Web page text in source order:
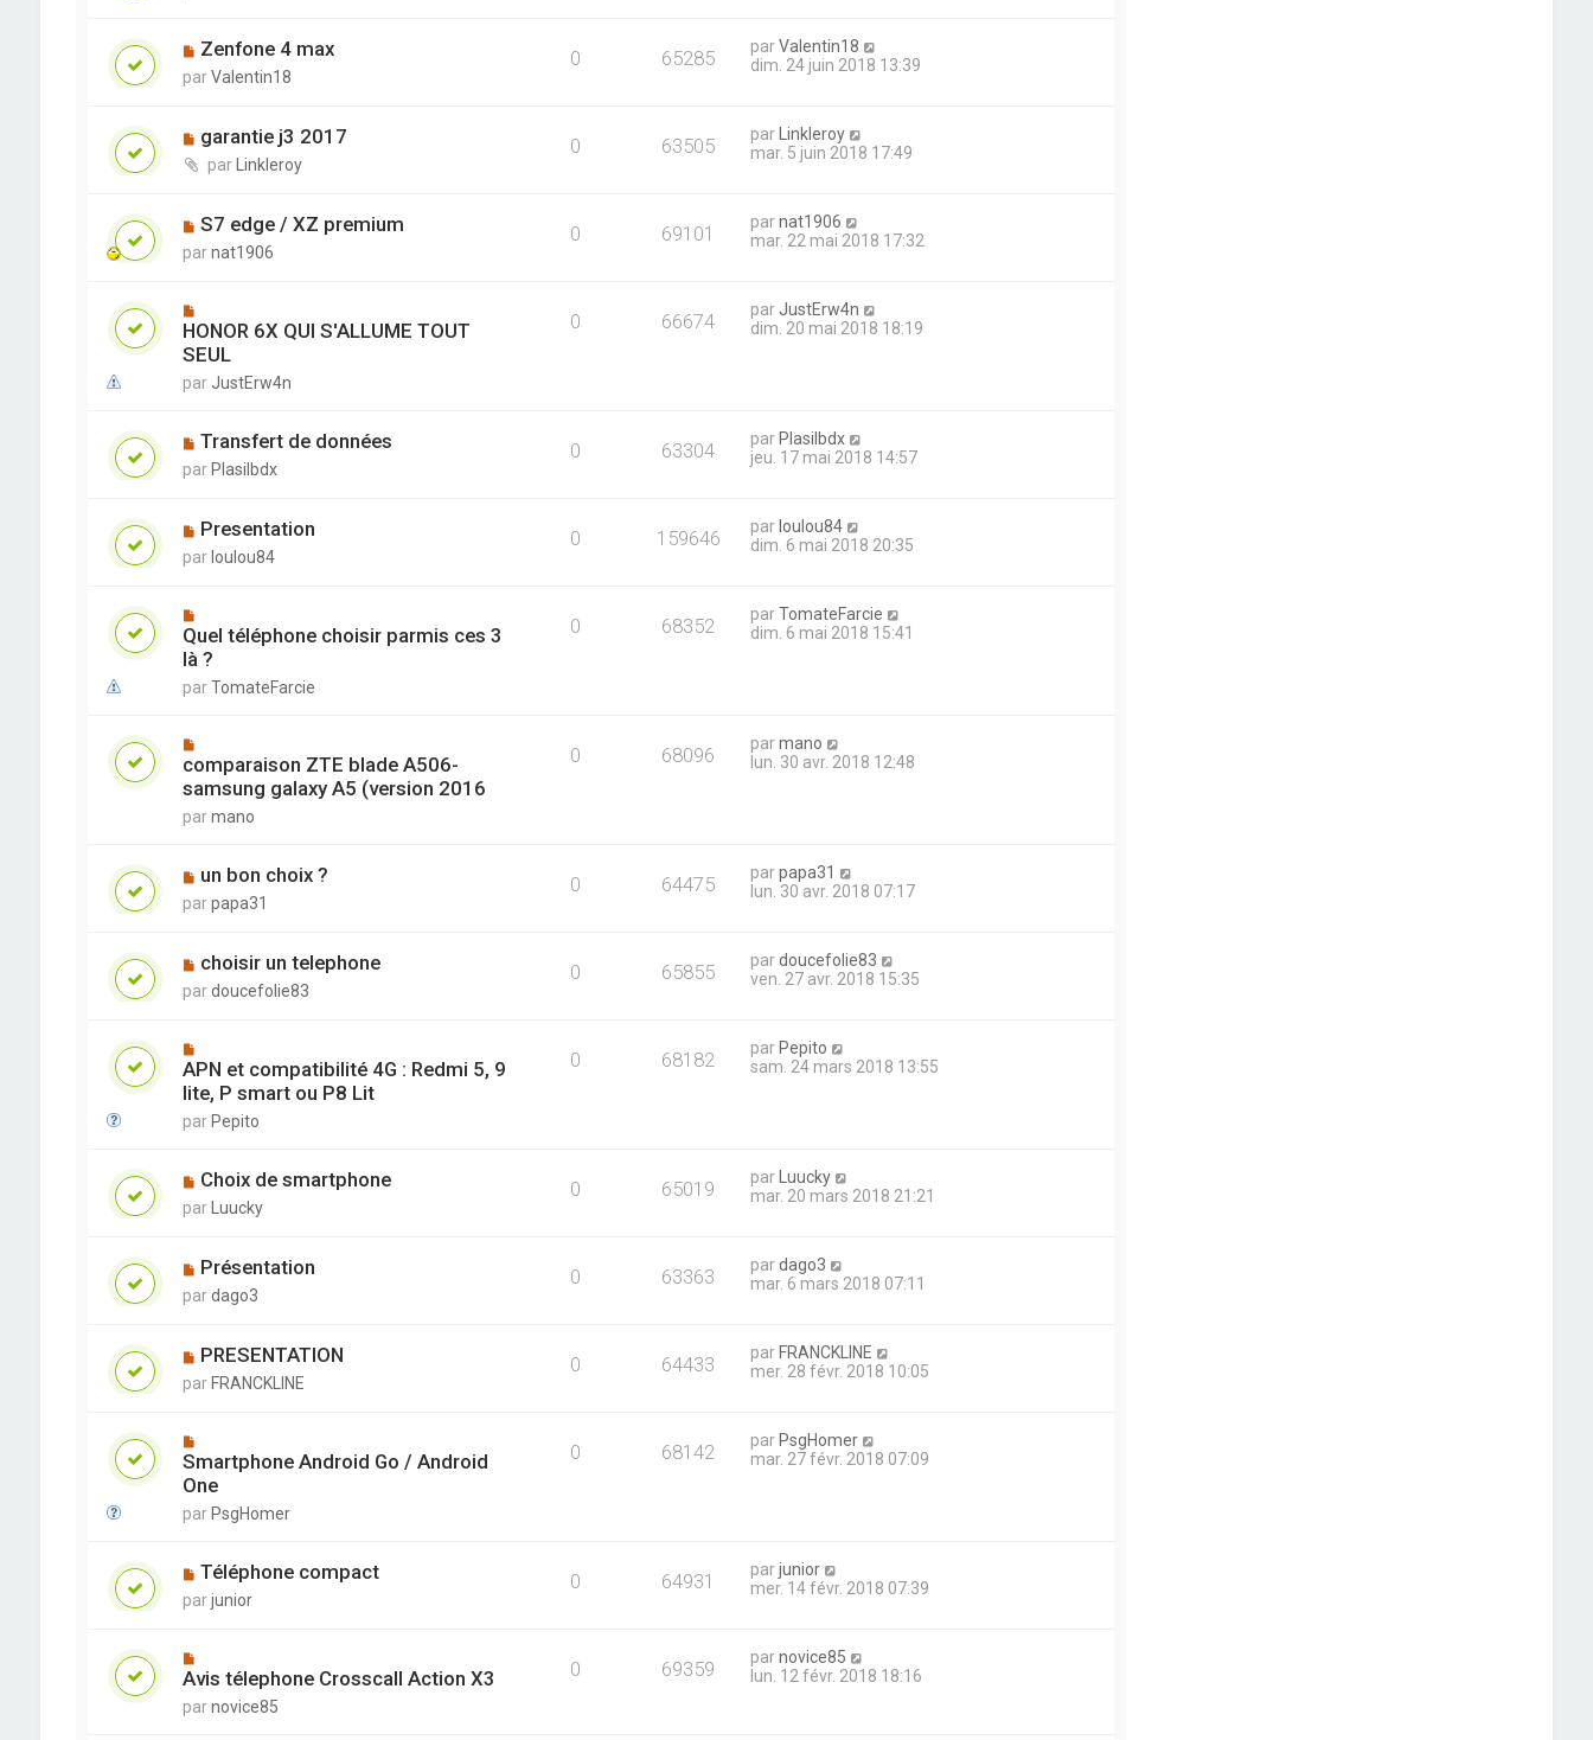
Zenfone 4 max
parValentin18
0 65285 parValentin18
dim. 24 juin 2018 13:39
garantie j3 2017
par Linkleroy
0 63505 par
Linkleroy
mar. 5 juin 2018 17:49
S7 edge / XZ premium
parnat1906
0 69101 parnat1906
mar. 22 mai 2018 17:32
HONOR 6X QUI S'ALLUME TOUT
SEUL
par JustErw4n
0 66674 par JustErw4n
dim. 20 mai 2018 18:19
Transfert de données
par Plasilbdx
0 63304 par Plasilbdx
jeu. 17 mai 2018 14:57
Presentation
par loulou84
0 159646 par loulou84
dim. 6 mai 2018 20:35
Quel téléphone choisir parmis ces 3
là ?
parTomateFarcie
0 68352 parTomateFarcie
dim. 6 mai 2018 15:41
comparaison ZTE blade A506-
samsung galaxy A5 (version 2016
parmano
0 68096 parmano
lun. 30 avr. 2018 12:48
un bon choix ?
parpapa31
0 64475 parpapa31
lun. 30 avr. 2018 07:17
choisir un telephone
pardoucefolie83
0 65855 pardoucefolie83
ven. 27 avr. 2018 15:35
APN et compatibilité 4G : Redmi 5, 9
lite, P smart ou P8 Lit
par Pepito
0 68182 par Pepito
sam. 24 mars 2018 13:55
Choix de smartphone
par Luucky
0 65019 par
Luucky
mar. 20 mars 2018 21:21
Présentation
pardago3
0 63363 pardago3
mar. 6 mars 2018 07:11
PRESENTATION
par FRANCKLINE
0 64433 par FRANCKLINE
mer. 28 févr. 2018 10:05
Smartphone Android Go / Android
One
par PsgHomer
0 68142 par PsgHomer
mar. 27 févr. 2018 07:09
Téléphone compact
parjunior
0 64931 parjunior
mer. 14 févr. 2018 07:39
Avis télephone Crosscall Action X3
parnovice85
0 69359 parnovice85
lun. 12 févr. 2018 18:16